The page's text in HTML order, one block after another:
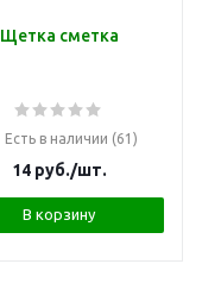
Щетка сметка
Есть в наличии (61)
14руб./шт.
В корзину